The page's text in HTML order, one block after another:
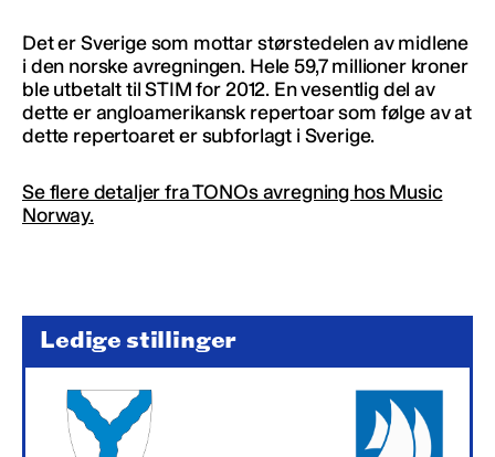
Det er Sverige som mottar størstedelen av midlene
i den norske avregningen. Hele 59,7 millioner kroner
ble utbetalt til STIM for 2012. En vesentlig del av
dette er angloamerikansk repertoar som følge av at
dette repertoaret er subforlagt i Sverige.
Se flere detaljer fra TONOs avregning hos Music
Norway.
Ledige stillinger